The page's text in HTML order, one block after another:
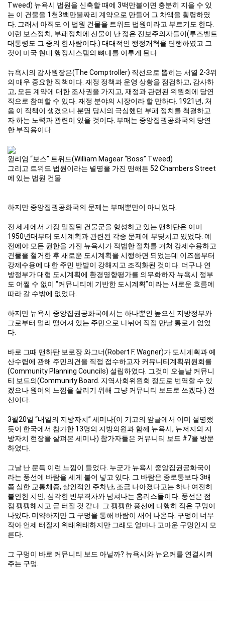
Tweed) 뉴욕시 법원을 신축할 때에 3백만불이면 충분히 지을 수 있
는 이 건물을 1천3백만불짜리 계약으로 만들어 그 차액을 횡령하였
다. 그래서 아직도 이 법원 건물을 트위드 법원이라고 부르기도 한다.
이런 보스정치, 부패정치에 신물이 난 젊은 진보주의자들이(루즈벨트
대통령도 그 중의 한사람이다.) 대대적인 행정개혁을 단행하였고 그
것이 미국 현대 행정시스템의 뼈대를 이루게 된다.
뉴욕시의 감사원장은(The Comptroller) 직선으로 뽑히는 서열 2-3위
의 매우 중요한 직책이다. 재정 정책과 운영 상황을 점검하고, 감사하
고, 모든 계약에 대한 조사권을 가지고, 재정과 관련된 위원회에 당연
직으로 참여할 수 있다. 재정 분야의 시장이라 할 만하다. 1921년, 처
음 이 직책이 생겼으니 분명 당시의 극심했던 부패 정치를 척결하고
자 하는 노력과 관련이 있을 것이다. 부패는 중앙집권공화국의 당연
한 부작용이다.
윌리엄 “보스” 트위드(William Magear “Boss” Tweed)
그리고 트위드 법원이라는 별명을 가진 맨해튼 52 Chambers Street
에 있는 법원 건물
하지만 중앙집권공화국의 문제는 부패뿐만이 아니었다.
전 세계에서 가장 밀집된 건물군을 형성하고 있는 맨하탄은 이미
1950년대부터 도시계획과 관련된 각종 문제에 부딪치고 있었다. 예
전에야 모든 권한을 가진 뉴욕시가 적법한 절차를 거쳐 강제수용하고
건물을 철거한 후 새로운 도시계획을 시행하면 되었는데 이즈음부터
강제수용에 대한 주민 반발이 강해지고 조직화된 것이다. 더구나 연
방정부가 대형 도시계획에 환경영향평가를 의무화하자 뉴욕시 정부
도 어쩔 수 없이 “커뮤니티에 기반한 도시계획”이라는 새로운 흐름에
따라 갈 수밖에 없었다.
하지만 뉴욕시 중앙집권공화국에서는 하나뿐인 높으신 지방정부와
그로부터 멀리 떨어져 있는 주민으로 나뉘어 직접 만날 통로가 없었
다.
바로 그때 맨하탄 보로장 와그너(Robert F. Wagner)가 도시계획과 예
산수립에 관해 주민의견을 직접 접수하고자 커뮤니티계획위원회를
(Community Planning Councils) 설립하였다. 그것이 오늘날 커뮤니
티 보드의(Community Board. 지역사회위원회 정도로 번역할 수 있
겠으나 원어의 느낌을 살리기 위해 그냥 커뮤니티 보드로 쓰겠다.) 전
신이다.
3월20일 “내일의 지방자치” 세미나(이 기고의 앞글에서 이미 설명했
듯이 한국에서 참가한 13명의 지방의원과 함께 뉴욕시, 뉴저지의 지
방자치 현장을 살펴본 세미나) 참가자들은 커뮤니티 보드 #7을 방문
하였다.
그날 난 문득 이런 느낌이 들었다. 누군가 뉴욕시 중앙집권공화국이
라는 풍선에 바람을 세게 불어 넣고 있다. 그 바람은 종로통보다 3배
쯤 심한 교통체증, 살인적인 주차난, 조금 나아졌다고는 하나 여전히
불안한 치안, 심각한 빈부격차와 넘쳐나는 홈리스들이다. 풍선은 점
점 팽팽해지고 곧 터질 것 같다. 그 팽팽한 풍선에 다행히 작은 구멍이
나있다. 미약하지만 그 구멍을 통해 바람이 새어 나온다. 구멍이 너무
작아 언제 터질지 위태위태하지만 그래도 얼마나 고마운 구멍인지 모
른다.
그 구멍이 바로 커뮤니티 보드 아닐까? 뉴욕시와 뉴요커를 연결시켜
주는 구멍.